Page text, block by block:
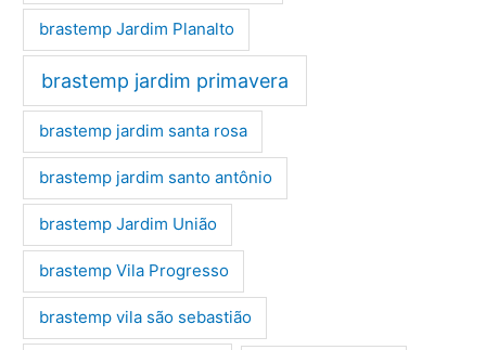
brastemp Jardim Planalto
brastemp jardim primavera
brastemp jardim santa rosa
brastemp jardim santo antônio
brastemp Jardim União
brastemp Vila Progresso
brastemp vila são sebastião